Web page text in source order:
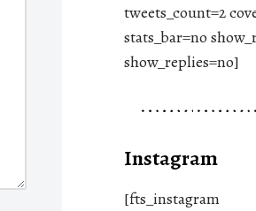
tweets_count=2
stats_bar=no
show_replies=no]
Instagram
[fts_instagram